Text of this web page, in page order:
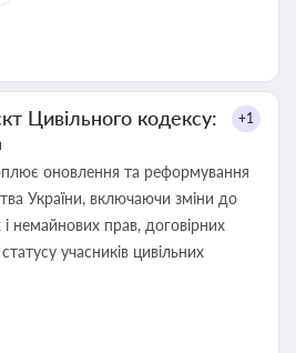
Цивільного кодексу:
+1
оновлення та реформування
України, включаючи зміни до
немайнових прав, договірних
учасників цивільних